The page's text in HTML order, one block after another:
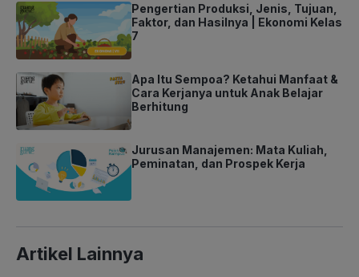
Pengertian Produksi, Jenis, Tujuan,
Faktor, dan Hasilnya | Ekonomi Kelas
7
Apa Itu Sempoa? Ketahui Manfaat &
Cara Kerjanya untuk Anak Belajar
Berhitung
Jurusan Manajemen: Mata Kuliah,
Peminatan, dan Prospek Kerja
Artikel Lainnya